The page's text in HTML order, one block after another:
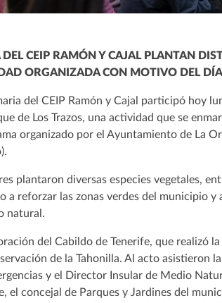
CEIP RAMÓN Y CAJAL PLANTAN
ORGANIZADA CON MOTIVO DEL
del CEIP Ramón y Cajal participó hoy
de Los Trazos, una actividad que se
organizado por el Ayuntamiento de La
plantaron diversas especies vegetales,
a reforzar las zonas verdes del municipio y
natural.
del Cabildo de Tenerife, que realizó
de la Tahonilla. Al acto asistieron
y el Director Insular de Medio
el concejal de Parques y Jardines del